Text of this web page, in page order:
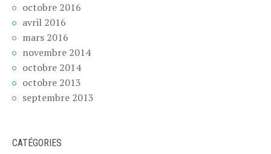
octobre 2016
avril 2016
mars 2016
novembre 2014
octobre 2014
octobre 2013
septembre 2013
CATÉGORIES